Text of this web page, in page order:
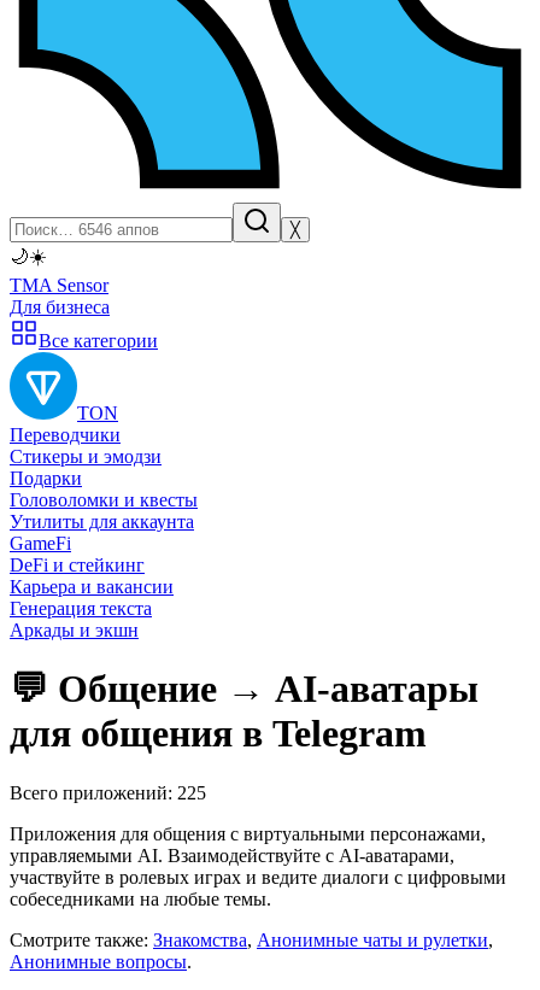
╳
🌙☀️
TMA Sensor
Для бизнеса
Все категории
TON
Переводчики
Стикеры и эмодзи
Подарки
Головоломки и квесты
Утилиты для аккаунта
GameFi
DeFi и стейкинг
Карьера и вакансии
Генерация текста
Аркады и экшн
💬 Общение → AI-аватары
для общения в Telegram
Всего приложений: 225
Приложения для общения с виртуальными персонажами,
управляемыми AI. Взаимодействуйте с AI-аватарами,
участвуйте в ролевых играх и ведите диалоги с цифровыми
собеседниками на любые темы.
Смотрите также: Знакомства, Анонимные чаты и рулетки,
Анонимные вопросы.